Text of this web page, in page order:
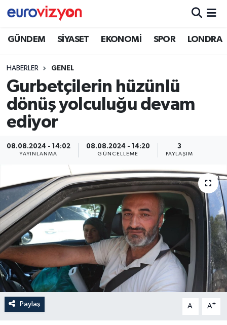
GÜNDEM SİYASET EKONOMİ SPOR LONDRA
HABERLER GENEL
Gurbetçilerin hüzünlü
dönüş yolculuğu devam
ediyor
08.08.2024 - 14:02
YAYINLANMA
08.08.2024 - 14:20
GÜNCELLEME
3
PAYLAŞIM
Paylaş A- A+